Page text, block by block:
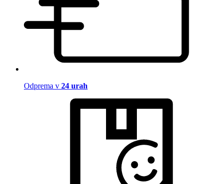
Odprema v 24 urah